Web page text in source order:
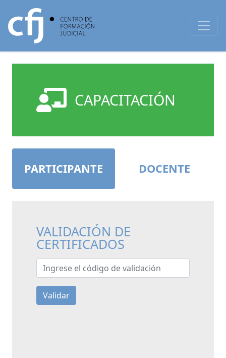
CAPACITACIÓN
PARTICIPANTE DOCENTE
VALIDACIÓN DE
CERTIFICADOS
Ingrese el código de validación
Validar